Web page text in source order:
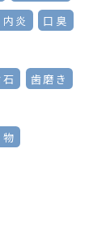
炎
口臭
歯磨き